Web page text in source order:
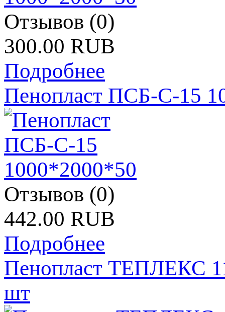
Отзывов (0)
300.00 RUB
Подробнее
Пенопласт ПСБ-С-15
Отзывов (0)
442.00 RUB
Подробнее
Пенопласт ТЕПЛЕКС
шт